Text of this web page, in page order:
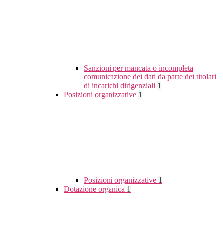
Sanzioni per mancata o incompleta
comunicazione dei dati da parte dei titolari
di incarichi dirigenziali 1
Posizioni organizzative 1
Posizioni organizzative 1
Dotazione organica 1